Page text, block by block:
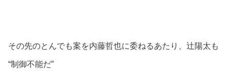
その先のとんでも案を内藤哲也に委ねるあたり、辻陽太も
“制御不能だ”